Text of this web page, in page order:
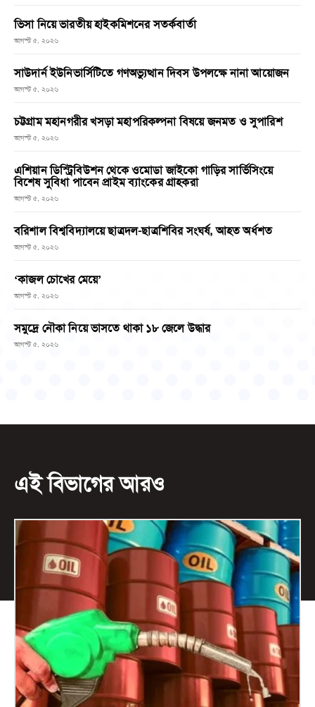
ভিসা নিয়ে ভারতীয় হাইকমিশনের সতর্কবার্তা
আগস্ট ৫, ২০২৬
সাউদার্ন ইউনিভার্সিটিতে গণঅভ্যুত্থান দিবস উপলক্ষে নানা আয়োজন
আগস্ট ৫, ২০২৬
চট্টগ্রাম মহানগরীর খসড়া মহাপরিকল্পনা বিষয়ে জনমত ও সুপারিশ
আগস্ট ৫, ২০২৬
এশিয়ান ডিস্ট্রিবিউশন থেকে ওমোডা জাইকো গাড়ির সার্ভিসিংয়ে
বিশেষ সুবিধা পাবেন প্রাইম ব্যাংকের গ্রাহকরা
আগস্ট ৫, ২০২৬
বরিশাল বিশ্ববিদ্যালয়ে ছাত্রদল-ছাত্রশিবির সংঘর্ষ, আহত অর্ধশত
আগস্ট ৫, ২০২৬
‘কাজল চোখের মেয়ে’
আগস্ট ৫, ২০২৬
সমুদ্রে নৌকা নিয়ে ভাসতে থাকা ১৮ জেলে উদ্ধার
আগস্ট ৫, ২০২৬
এই বিভাগের আরও